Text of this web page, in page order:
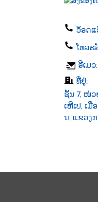
ວັອດແ
ໂທລະ
ອີເມວ:
ທີ່ຢູ່:
ຊັ້ນ 7, ໜ່ວ
ເຫີເປ, ເມື
ນ, ແຂວງ